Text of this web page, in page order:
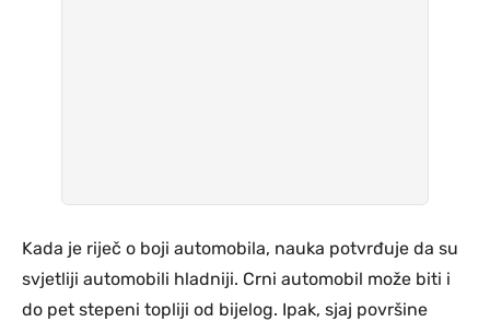
Kada je riječ o boji automobila, nauka potvrđuje da su
svjetliji automobili hladniji. Crni automobil može biti i
do pet stepeni topliji od bijelog. Ipak, sjaj površine